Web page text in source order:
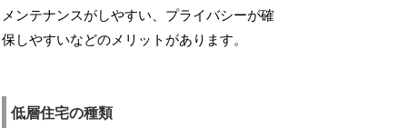
メンテナンスがしやすい、プライバシーが確
保しやすいなどのメリットがあります。
低層住宅の種類